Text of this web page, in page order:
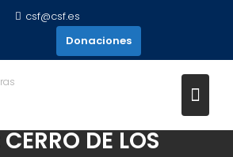
csf@csf.es
Donaciones
CERRO DE LOS